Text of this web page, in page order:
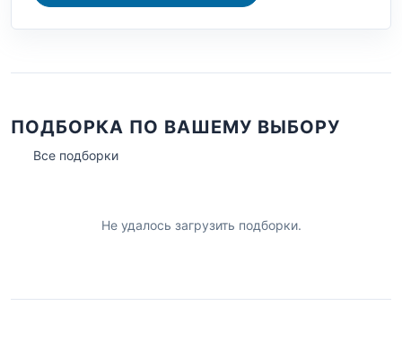
ПОДБОРКА ПО ВАШЕМУ ВЫБОРУ
Все подборки
Не удалось загрузить подборки.